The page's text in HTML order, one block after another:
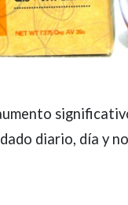
diario, día y